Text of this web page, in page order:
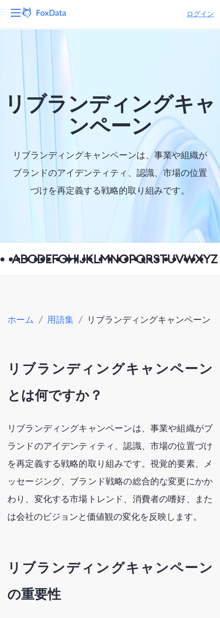
ログイン
ソリューション
リソース
会社
リブランディングキャ
ンペーン
リブランディングキャンペーンは、事業や組織が
ブランドのアイデンティティ、認識、市場の位置
づけを再定義する戦略的取り組みです。
ABCDEFGHIJKLMNOPQRSTUVWXYZ
ホーム / 用語集 / リブランディングキャンペーン
リブランディングキャンペーン
とは何ですか？
リブランディングキャンペーンは、事業や組織がブ
ランドのアイデンティティ、認識、市場の位置づけ
を再定義する戦略的取り組みです。視覚的要素、メ
ッセージング、ブランド戦略の総合的な変更にかか
わり、変化する市場トレンド、消費者の嗜好、また
は会社のビジョンと価値観の変化を反映します。
リブランディングキャンペーン
の重要性